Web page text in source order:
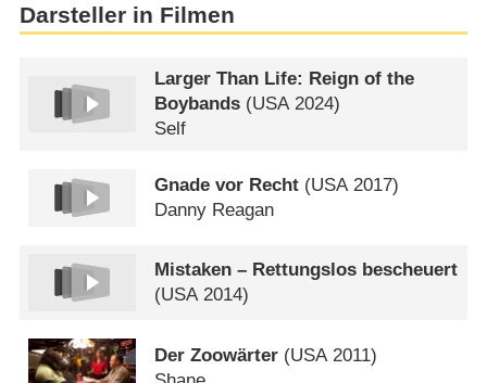
Darsteller in Filmen
Larger Than Life: Reign of the
Boybands (USA2024)
Self
Gnade vor Recht (USA2017)
Danny Reagan
Mistaken – Rettungslos bescheuert
(USA2014)
Der Zoowärter (USA 2011)